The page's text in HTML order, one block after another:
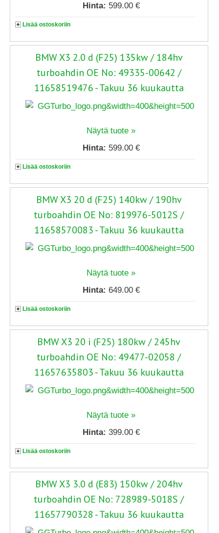
Hinta: 599.00 €
Lisää ostoskoriin
BMW X3 2.0 d (F25) 135kw / 184hv
turboahdin OE No: 49335-00642 /
11658519476 - Takuu 36 kuukautta
Näytä tuote »
Hinta: 599.00 €
Lisää ostoskoriin
BMW X3 20 d (F25) 140kw / 190hv
turboahdin OE No: 819976-5012S /
11658570083 - Takuu 36 kuukautta
Näytä tuote »
Hinta: 649.00 €
Lisää ostoskoriin
BMW X3 20 i (F25) 180kw / 245hv
turboahdin OE No: 49477-02058 /
11657635803 - Takuu 36 kuukautta
Näytä tuote »
Hinta: 399.00 €
Lisää ostoskoriin
BMW X3 3.0 d (E83) 150kw / 204hv
turboahdin OE No: 728989-5018S /
11657790328 - Takuu 36 kuukautta